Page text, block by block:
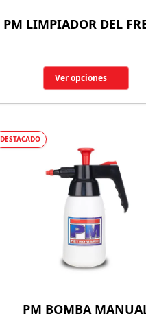
PM LIMPIADOR DEL
Ver opciones
DESTACADO
PM BOMBA